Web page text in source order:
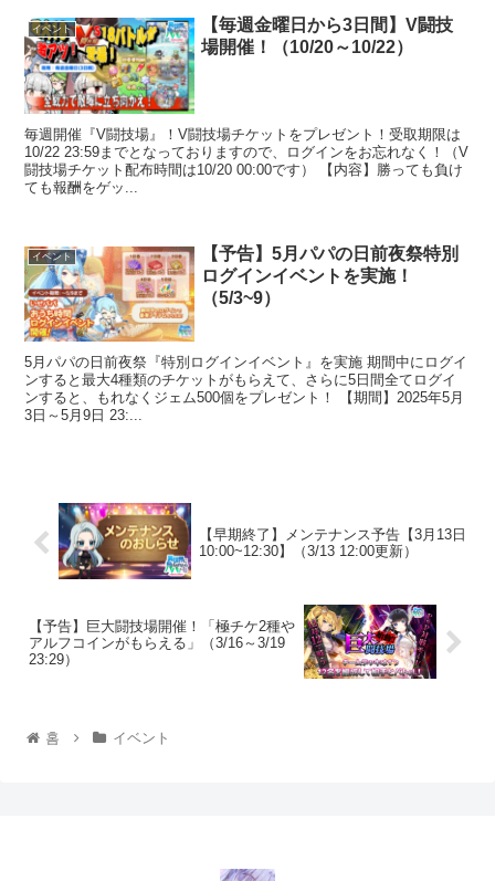
イベント
【毎週金曜日から3日間】V闘技
場開催！（10/20～10/22）
毎週開催『V闘技場』！V闘技場チケットをプレゼント！受取期限は
10/22 23:59までとなっておりますので、ログインをお忘れなく！（V
闘技場チケット配布時間は10/20 00:00です） 【内容】勝っても負け
ても報酬をゲッ...
イベント
【予告】5月パパの日前夜祭特別
ログインイベントを実施！
（5/3~9）
5月パパの日前夜祭『特別ログインイベント』を実施 期間中にログイ
ンすると最大4種類のチケットがもらえて、さらに5日間全てログイ
ンすると、もれなくジェム500個をプレゼント！ 【期間】2025年5月
3日～5月9日 23:...
【早期終了】メンテナンス予告【3月13日
10:00~12:30】（3/13 12:00更新）
【予告】巨大闘技場開催！「極チケ2種や
アルフコインがもらえる」（3/16～3/19
23:29）
홈 イベント